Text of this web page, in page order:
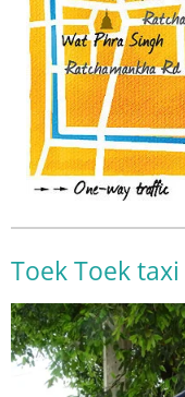
Toek Toek taxi